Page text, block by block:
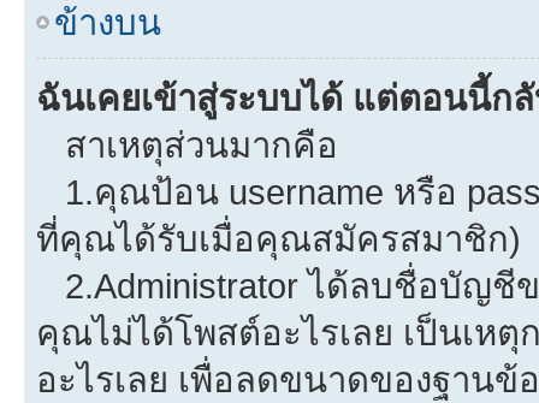
ข้างบน
ฉันเคยเข้าสู่ระบบได้ แต่ตอนนี้ก
สาเหตุส่วนมากคือ
1.คุณป้อน username หรือ
ที่คุณได้รับเมื่อคุณสมัครสมาชิก)
2.Administrator ได้ลบชื่อบัญชี
คุณไม่ได้โพสต์อะไรเลย เป็นเห
อะไรเลย เพื่อลดขนาดของฐาน